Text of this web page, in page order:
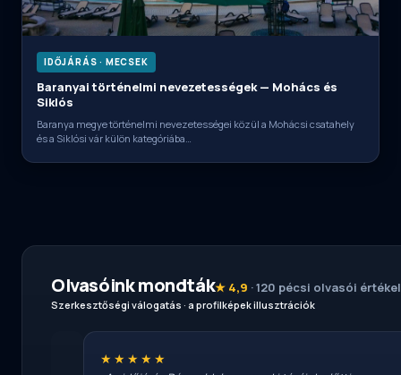
IDŐJÁRÁS · MECSEK
Baranyai történelmi nevezetességek — Mohács és
Siklós
Baranya megye történelmi nevezetességei közül a Mohácsi csatahely
és a Siklósi vár külön kategóriába…
Olvasóink mondták★ 4,9 · 120 pécsi olvasói
Szerkesztőségi válogatás · a profilképek illusztrációk
★★★★★